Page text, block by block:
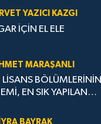
YAZICI KAZGI
İÇİN EL ELE
MARAŞANLI
BÖLÜMLERİNİN
EN SIK YAPILAN
BAYRAK